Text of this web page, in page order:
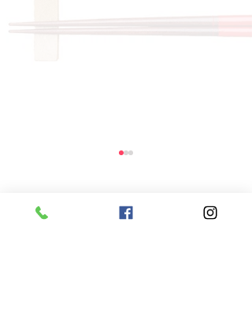
コメント